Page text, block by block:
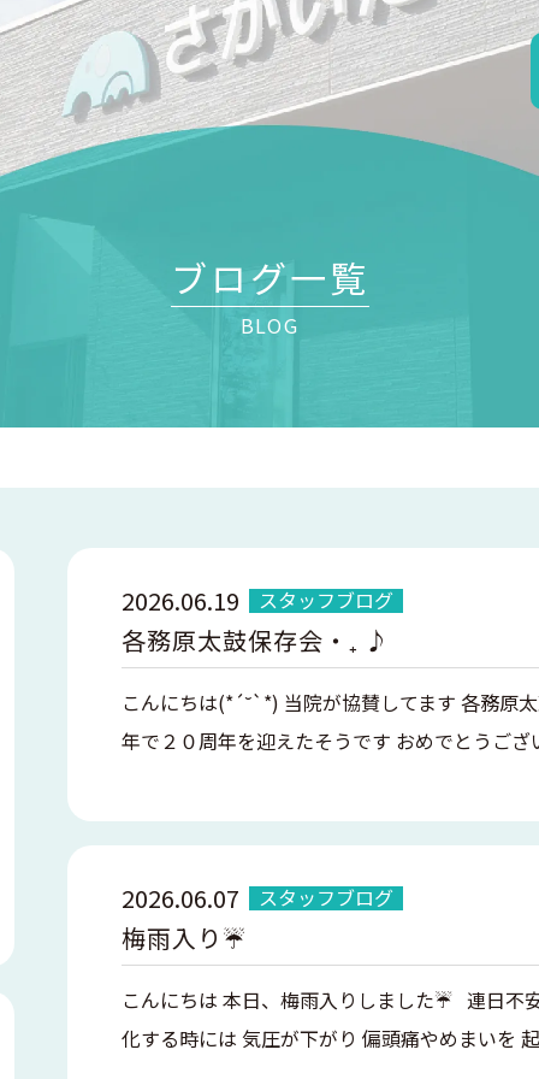
ブログ一覧
BLOG
2026.06.19 スタッフブログ
各務原太鼓保存会・₊ ♪
こんにちは(*´˘`*) 当院が協賛してます 各務原
年で２０周年を迎えたそうです おめでとうご
2026.06.07 スタッフブログ
梅雨入り☔️
こんにちは 本日、梅雨入りしました☔️ 連日不
化する時には 気圧が下がり 偏頭痛やめまいを